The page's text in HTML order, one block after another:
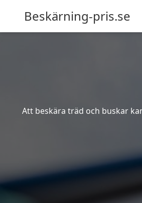
Beskärning-pris.se
Att beskära träd och buskar